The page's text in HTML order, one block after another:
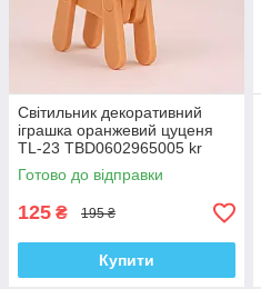
Світильник декоративний
іграшка оранжевий цуценя
TL-23 TBD0602965005 kr
Готово до відправки
125 ₴ 195 ₴
Купити